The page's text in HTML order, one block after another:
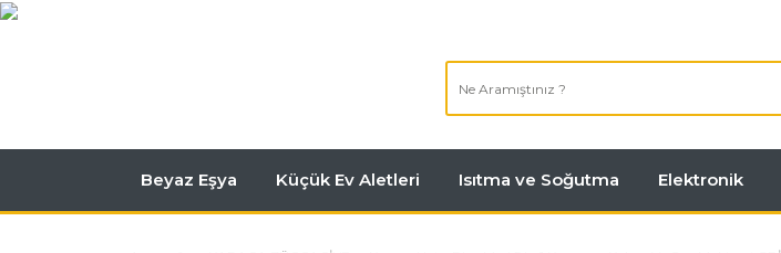
Beyaz Eşya Küçük Ev Aletleri Isıtma ve Soğutma Elektronik